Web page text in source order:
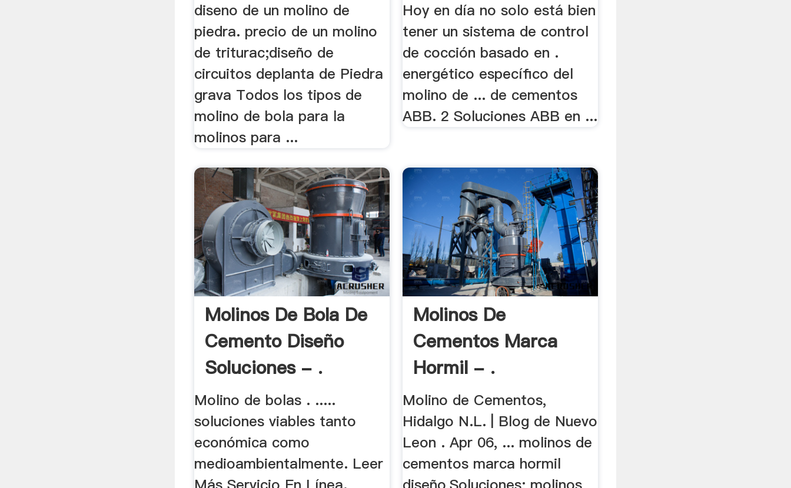
diseno de un molino de
piedra. precio de un molino
de triturac;diseño de
circuitos deplanta de Piedra
grava Todos los tipos de
molino de bola para la
molinos para ...
Hoy en día no solo está bien
tener un sistema de control
de cocción basado en .
energético específico del
molino de ... de cementos
ABB. 2 Soluciones ABB en ...
Molinos De Bola De
Cemento Diseño
Soluciones - .
Molino de bolas . .....
soluciones viables tanto
económica como
medioambientalmente. Leer
Molinos De
Cementos Marca
Hormil - .
Molino de Cementos,
Hidalgo N.L. | Blog de Nuevo
Leon . Apr 06, ... molinos de
cementos marca hormil